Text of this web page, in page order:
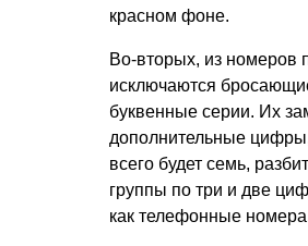
красном фоне.
Во-вторых, из номеров
исключаются
буквенные серии. Их
дополнительные
всего будет семь,
группы по три и две
как телефонные